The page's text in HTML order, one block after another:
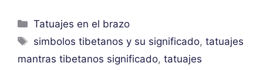
Categorías
Tatuajes en el brazo
Etiquetas
simbolos tibetanos y su significado,tatuajes
mantras tibetanos significado, tatuajes